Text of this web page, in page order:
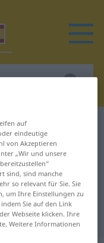
Rückenlehne
für
auf
eindeutige
von Akzeptieren
„Wir und unsere
sind, sind manche
so relevant für Sie. Sie
um Ihre Einstellungen zu
Sie auf den Link
Webseite klicken. Ihre
Weitere Informationen